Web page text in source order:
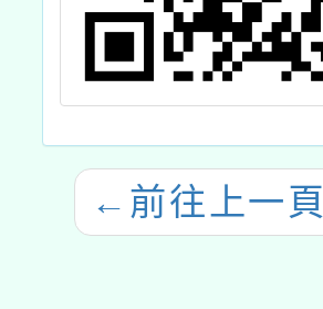
← 前往上一頁